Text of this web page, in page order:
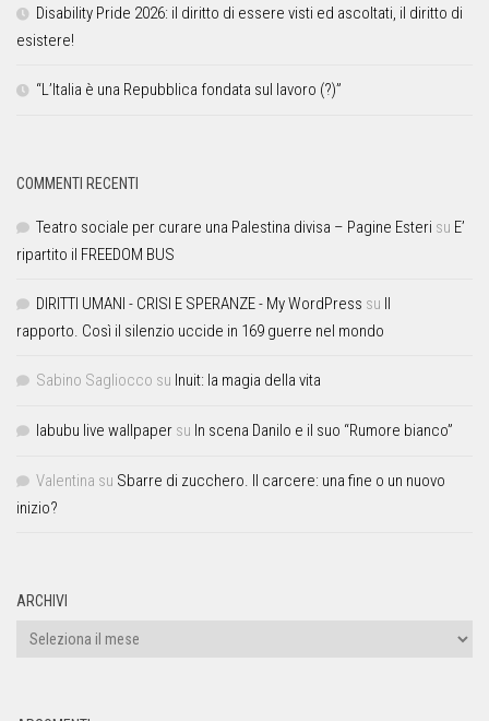
Disability Pride 2026: il diritto di essere visti ed ascoltati, il diritto di
esistere!
“L’Italia è una Repubblica fondata sul lavoro (?)”
COMMENTI RECENTI
Teatro sociale per curare una Palestina divisa – Pagine Esteri su E’
ripartito il FREEDOM BUS
DIRITTI UMANI - CRISI E SPERANZE - My WordPress su Il
rapporto. Così il silenzio uccide in 169 guerre nel mondo
Sabino Sagliocco su Inuit: la magia della vita
labubu live wallpaper su In scena Danilo e il suo “Rumore bianco”
Valentina su Sbarre di zucchero. Il carcere: una fine o un nuovo
inizio?
ARCHIVI